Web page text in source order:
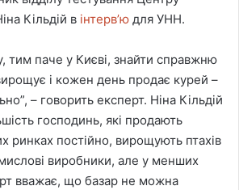
Кільдій в інтерв’ю для УНН.
тим паче у Києві, знайти справжню
і кожен день продає курей –
– говорить експерт. Ніна Кільдій
господинь, які продають
ринках постійно, вирощують птахів
виробники, але у менших
вважає, що базар не можна